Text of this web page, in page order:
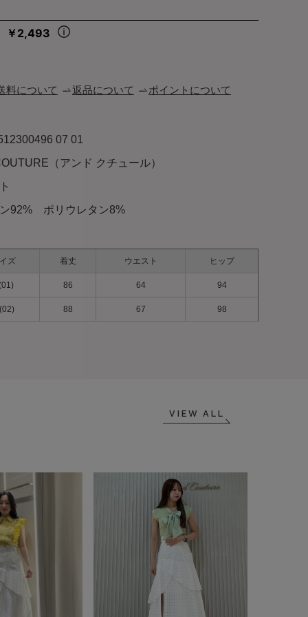
￥2,493
料について 返品について ポイントについて
07 01
（アンド クチュール）
92% ポリウレタン8%
ズ 着丈 ウエスト ヒップ
86 64 94
88 67 98
VIEW ALL